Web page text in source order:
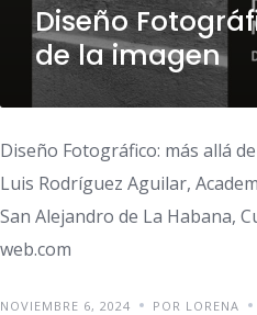
Diseño
de la imagen
Diseño Fotográfico: más allá
Luis Rodríguez Aguilar,
San Alejandro de La Habana,
web.com
NOVIEMBRE 6, 2024 POR LORENA